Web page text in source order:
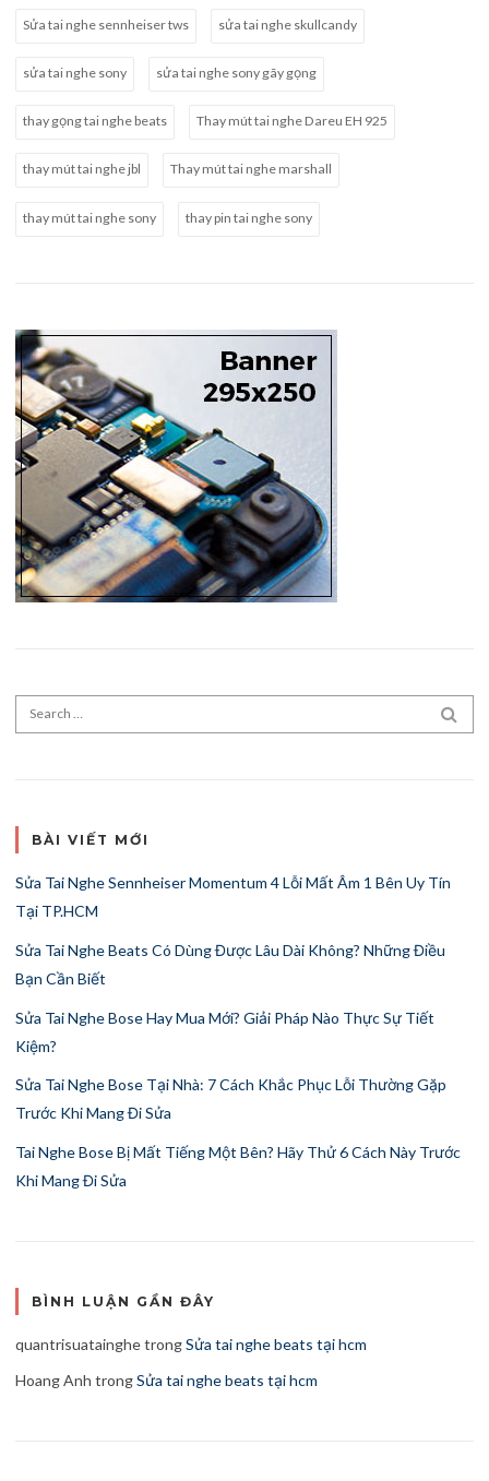
Sửa tai nghe sennheiser tws sửa tai nghe skullcandy
sửa tai nghe sony sửa tai nghe sony gãy gọng
thay gọng tai nghe beats Thay mút tai nghe Dareu EH 925
thay mút tai nghe jbl Thay mút tai nghe marshall
thay mút tai nghe sony thay pin tai nghe sony
Search for:
BÀI VIẾT MỚI
Sửa Tai Nghe Sennheiser Momentum 4 Lỗi Mất Âm 1 Bên Uy Tín
Tại TP.HCM
Sửa Tai Nghe Beats Có Dùng Được Lâu Dài Không? Những Điều
Bạn Cần Biết
Sửa Tai Nghe Bose Hay Mua Mới? Giải Pháp Nào Thực Sự Tiết
Kiệm?
Sửa Tai Nghe Bose Tại Nhà: 7 Cách Khắc Phục Lỗi Thường Gặp
Trước Khi Mang Đi Sửa
Tai Nghe Bose Bị Mất Tiếng Một Bên? Hãy Thử 6 Cách Này Trước
Khi Mang Đi Sửa
BÌNH LUẬN GẦN ĐÂY
quantrisuatainghetrongSửa tai nghe beats tại hcm
Hoang Anh trongSửa tai nghe beats tại hcm